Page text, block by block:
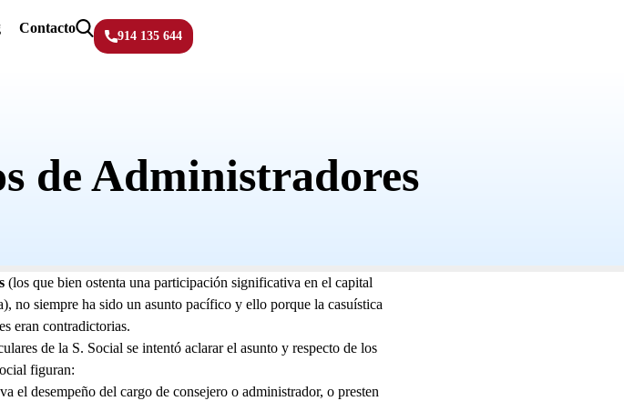
Contacto
914 135 644
de Administradores
(los que bien ostenta una participación significativa en el capital
no siempre ha sido un asunto pacífico y ello porque la casuística
eran contradictorias.
de la S. Social se intentó aclarar el asunto y respecto de los
figuran:
el desempeño del cargo de consejero o administrador, o presten